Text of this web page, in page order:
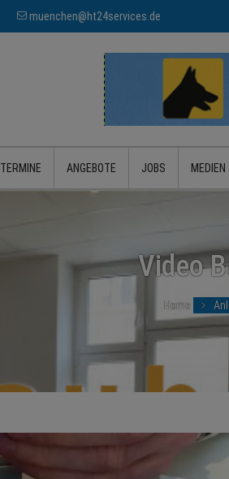
muenchen@ht24services.de
TERMINE ANGEBOTE JOBS MEDIEN
Video
Home